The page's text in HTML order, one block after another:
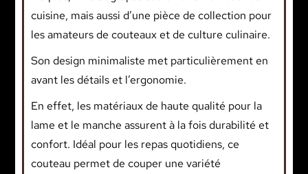
cuisine, mais aussi d’une pièce de collection pour
les amateurs de couteaux et de culture culinaire.
Son design minimaliste met particulièrement en
avant les détails et l’ergonomie.
En effet, les matériaux de haute qualité pour la
lame et le manche assurent à la fois durabilité et
confort. Idéal pour les repas quotidiens, ce
couteau permet de couper une variété